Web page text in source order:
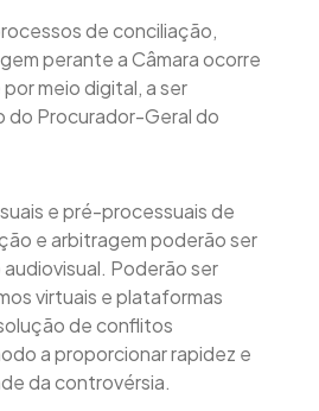
de conciliação,
perante a Câmara ocorre
meio digital, a ser
do Procurador-Geral do
e pré-processuais de
e arbitragem poderão ser
Poderão ser
virtuais e plataformas
de conflitos
a proporcionar rapidez e
da controvérsia.